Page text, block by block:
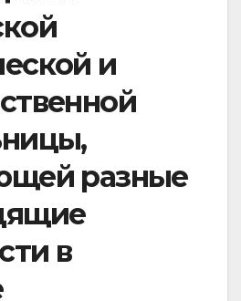
и
разные
в